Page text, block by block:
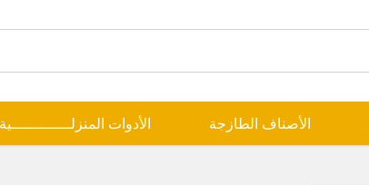
الأصناف الطازجة الأدوات المنزلـــــــــــــية